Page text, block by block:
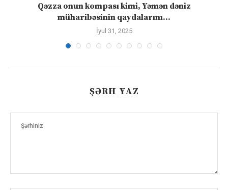
Qəzza onun kompası kimi, Yəmən dəniz
müharibəsinin qaydalarını...
İyul 31, 2025
ŞƏRH YAZ